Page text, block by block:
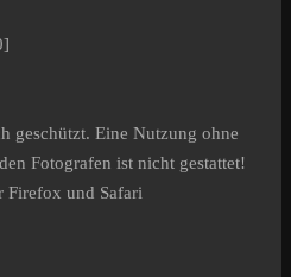
]
geschützt. Eine Nutzung ohne
Fotografen ist nicht gestattet!
Firefox und Safari